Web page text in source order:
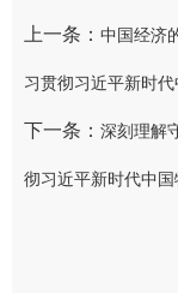
上一条： 中国经济
习贯彻习近平新时代
下一条： 深刻理解
彻习近平新时代中国